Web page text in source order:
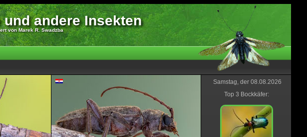
andere Insekten
von Marek R. Swadzba
Samstag, der 08.08.2026
Top 3 Bockkäfer: